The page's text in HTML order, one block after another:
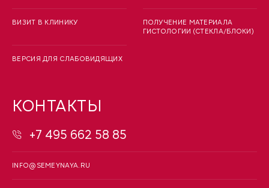
ВИЗИТ В КЛИНИКУ
ВЕРСИЯ ДЛЯ СЛАБОВИДЯЩИХ
ПОЛУЧЕНИЕ МАТЕРИАЛА
ГИСТОЛОГИИ (СТЕКЛА/БЛОКИ)
КОНТАКТЫ
+7 495 662 58 85
INFO@SEMEYNAYA.RU